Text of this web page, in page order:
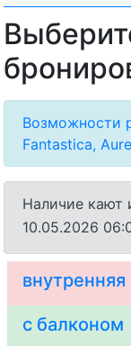
Возможности
Fantastica,
Наличие кают
10.05.2026
внутренняя
с балконом